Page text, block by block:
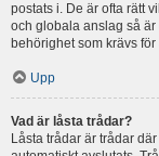
postats i. De är ofta rätt
och globala anslag så
behörighet som krävs
Upp
Vad är låsta trådar?
Låsta trådar är trådar